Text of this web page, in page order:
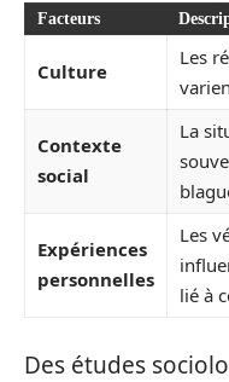
Facteurs
Culture
Les
Contexte
social
La
Expériences
personnelles
Les
lié à
Des études